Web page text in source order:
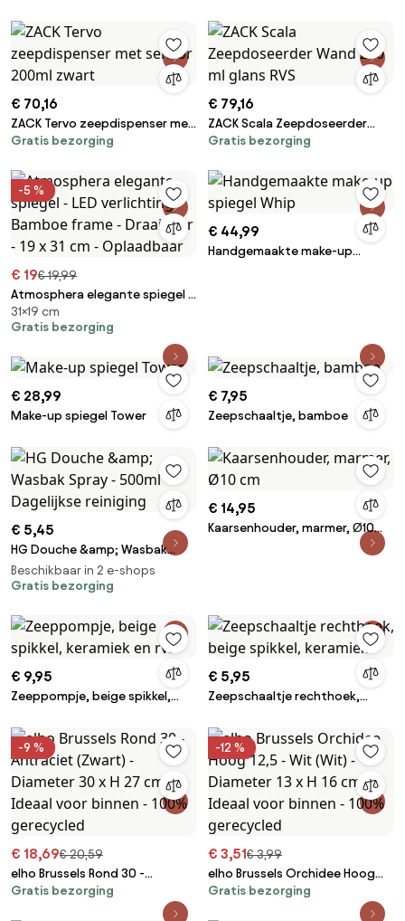
€ 70,16
ZACK Tervo zeepdispenser met
sensor 200ml zwart
Gratis bezorging
€ 79,16
ZACK Scala Zeepdoseerder
Wand 200 ml glans RVS
Gratis bezorging
-5 %
€ 19€ 19,99
Atmosphera elegante spiegel -
LED verlichting - Bamboe frame
- Draaibaar - 19 x 31 cm -
31×19 cm
Gratis bezorging
€ 44,99
Handgemaakte make-up
€ 28,99
Make-up spiegel Tower
€ 7,95
Zeepschaaltje, bamboe
€ 5,45
HG Douche &amp; Wasbak
Spray - 500ml - Dagelijkse
reiniging
Beschikbaar in 2 e-shops
Gratis bezorging
€ 14,95
Kaarsenhouder, marmer, Ø10
€ 9,95
Zeeppompje, beige spikkel,
€ 5,95
Zeepschaaltje rechthoek,
-9 %
€ 18,69€ 20,59
elho Brussels Rond 30 -
Antraciet (Zwart) - Diameter
Gratis bezorging
-12 %
€ 3,51€ 3,99
elho Brussels Orchidee Hoog
12,5 - Wit (Wit) - Diameter 13 x H
16 cm - Ideaal voor binnen -
Gratis bezorging